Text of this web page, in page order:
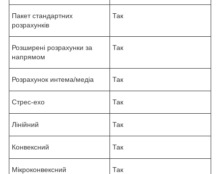
Пакет стандартних
розрахунків
Так
Розширені розрахунки за
напрямом
Так
Розрахунок интема/медіа Так
Стрес-ехо Так
Лінійний Так
Конвексний Так
Мікроконвексний Так